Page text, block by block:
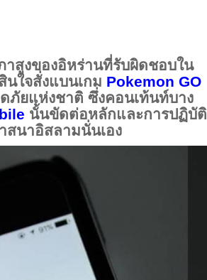
าสูงของอิหร่านที่รับผิดชอบใน
ใจสั่งแบนเกม Pokemon GO
ภัยแห่งชาติ ซึ่งคอนเท้นท์บาง
นั้นขัดต่อหลักและการปฏิบัติ
สนาอิสลามนั่นเอง